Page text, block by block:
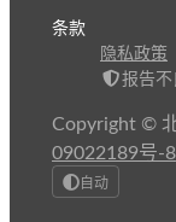
条款
隐私政策
报告不
Copyright ©
09022189号-8
自动